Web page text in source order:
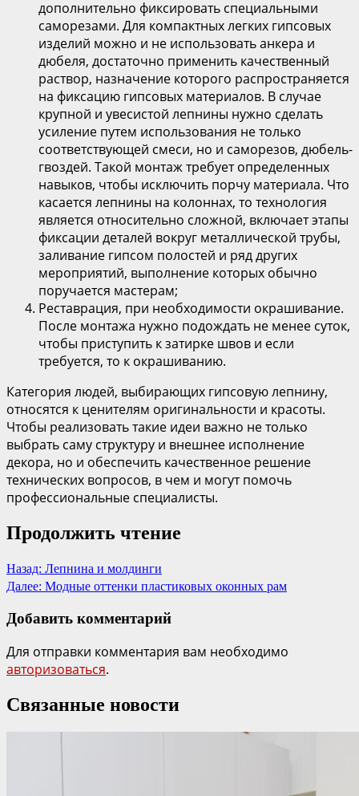
дополнительно фиксировать специальными
саморезами. Для компактных легких гипсовых
изделий можно и не использовать анкера и
дюбеля, достаточно применить качественный
раствор, назначение которого распространяется
на фиксацию гипсовых материалов. В случае
крупной и увесистой лепнины нужно сделать
усиление путем использования не только
соответствующей смеси, но и саморезов, дюбель-
гвоздей. Такой монтаж требует определенных
навыков, чтобы исключить порчу материала. Что
касается лепнины на колоннах, то технология
является относительно сложной, включает этапы
фиксации деталей вокруг металлической трубы,
заливание гипсом полостей и ряд других
мероприятий, выполнение которых обычно
поручается мастерам;
Реставрация, при необходимости окрашивание.
После монтажа нужно подождать не менее суток,
чтобы приступить к затирке швов и если
требуется, то к окрашиванию.
Категория людей, выбирающих гипсовую лепнину,
относятся к ценителям оригинальности и красоты.
Чтобы реализовать такие идеи важно не только
выбрать саму структуру и внешнее исполнение
декора, но и обеспечить качественное решение
технических вопросов, в чем и могут помочь
профессиональные специалисты.
Продолжить чтение
Назад: Лепнина и молдинги
Далее: Модные оттенки пластиковых оконных рам
Добавить комментарий
Для отправки комментария вам необходимо
авторизоваться.
Связанные новости